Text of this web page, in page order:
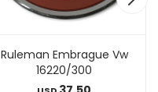
Ruleman Embrague Vw
16220/300